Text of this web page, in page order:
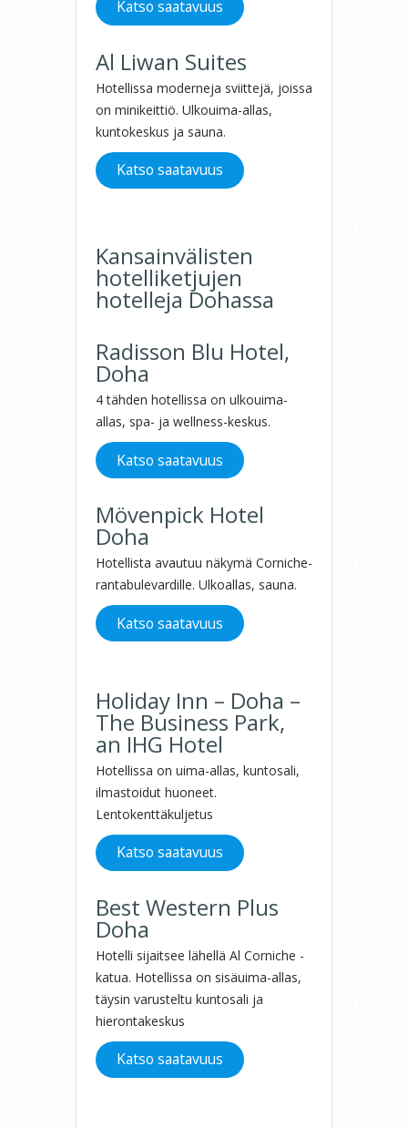
Katso saatavuus
Al Liwan Suites
Hotellissa moderneja sviittejä, joissa
on minikeittiö. Ulkouima-allas,
kuntokeskus ja sauna.
Katso saatavuus
Kansainvälisten
hotelliketjujen
hotelleja Dohassa
Radisson Blu Hotel,
Doha
4 tähden hotellissa on ulkouima-
allas, spa- ja wellness-keskus.
Katso saatavuus
Mövenpick Hotel
Doha
Hotellista avautuu näkymä Corniche-
rantabulevardille. Ulkoallas, sauna.
Katso saatavuus
Holiday Inn – Doha –
The Business Park,
an IHG Hotel
Hotellissa on uima-allas, kuntosali,
ilmastoidut huoneet.
Lentokenttäkuljetus
Katso saatavuus
Best Western Plus
Doha
Hotelli sijaitsee lähellä Al Corniche -
katua. Hotellissa on sisäuima-allas,
täysin varusteltu kuntosali ja
hierontakeskus
Katso saatavuus